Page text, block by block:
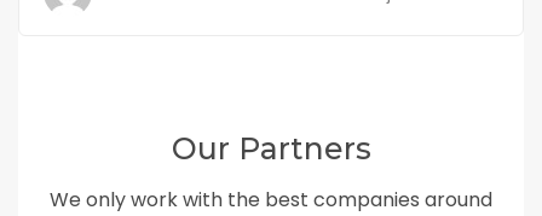
Our Partners
We only work with the best companies around